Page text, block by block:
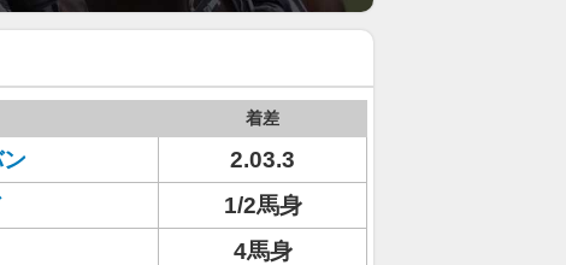
着差
2.03.3
1/2馬身
4馬身